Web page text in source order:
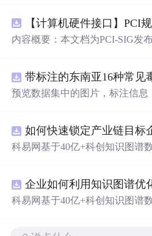
内容概要：本文档为PCI-SIG发
ity IDs）以
预览数据集中的图片，标注信息
免费咨询，主页获取作者联系方
科易网基于40亿+科创知识图谱
新领域的AI+数智化解决方案，
智能化发展。
科易网基于40亿+科创知识图谱